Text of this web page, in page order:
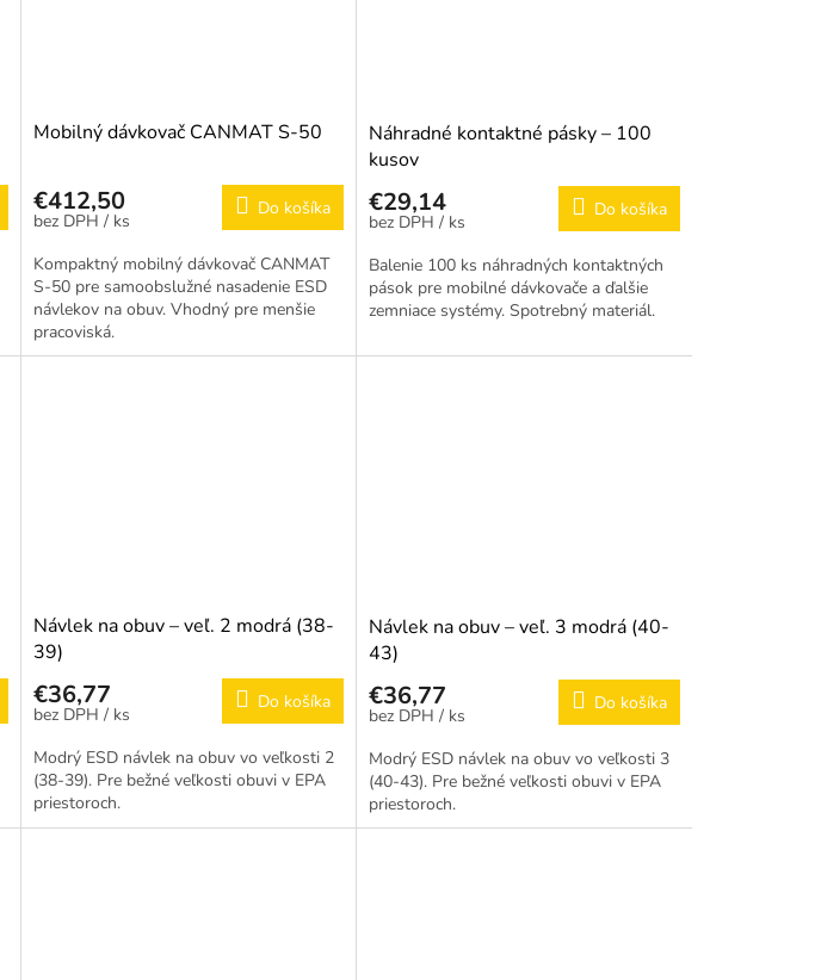
Mobilný dávkovač CANMAT S-50
€412,50
/ ks
Do košíka
Kompaktný mobilný dávkovač CANMAT
S-50 pre samoobslužné nasadenie ESD
návlekov na obuv. Vhodný pre menšie
pracoviská.
Náhradné kontaktné pásky – 100
kusov
€29,14
/ ks
Do košíka
Balenie 100 ks náhradných kontaktných
pások pre mobilné dávkovače a ďalšie
zemniace systémy. Spotrebný materiál.
Návlek na obuv – veľ. 2 modrá (38-
39)
€36,77
/ ks
Do košíka
Modrý ESD návlek na obuv vo veľkosti 2
(38-39). Pre bežné veľkosti obuvi v EPA
priestoroch.
Návlek na obuv – veľ. 3 modrá (40-
43)
€36,77
/ ks
Do košíka
Modrý ESD návlek na obuv vo veľkosti 3
(40-43). Pre bežné veľkosti obuvi v EPA
priestoroch.